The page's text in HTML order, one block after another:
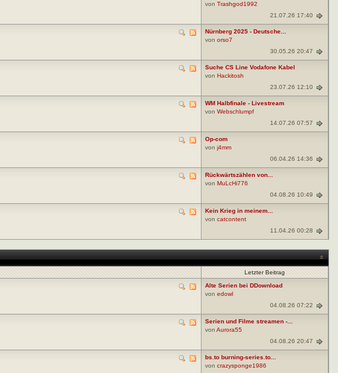
von Trashgod1992
21.07.26 17:40
Nürnberg 2025 - Deutsche...
von orso7
30.05.26 20:47
Suche CS Line Vodafone Kabel
von Hackitosh
23.07.26 12:10
WM Halbfinale - Livestream
von Webschlumpf
14.07.26 07:57
Op-com
von j4mm
06.04.26 14:36
Rückwärtszählen von...
von MuLcHi776
04.08.26 10:49
Kein Krieg in meinem...
von catcontent
11.04.26 00:28
Letzter Beitrag
Alte Serien bei DDownload
von edowl
04.08.26 07:22
Serien und Filme streamen -...
von Aurora55
04.08.26 20:47
bs.to burning-series.to...
von crazysponge1986